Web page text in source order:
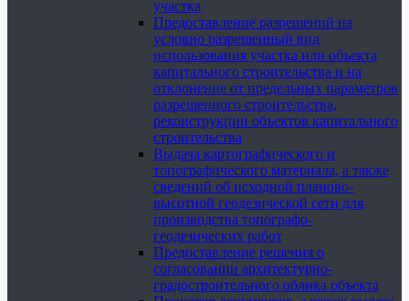
участка
Предоставление разрешений на
условно разрешенный вид
использования участка или объекта
капитального строительства и на
отклонение от предельных параметров
разрешенного строительства,
реконструкции объектов капитального
строительства
Выдача картографического и
топографического материала, а также
сведений об исходной планово-
высотной геодезической сети для
производства топографо-
геодезических работ
Предоставление решения о
согласовании архитектурно-
градостроительного облика объекта